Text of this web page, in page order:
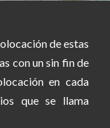
de estas
con un sin fin de
en cada
que se llama